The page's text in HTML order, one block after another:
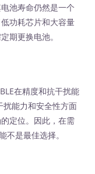
池寿命仍然是一个
功耗芯片和大容量
期更换电池。
在精度和抗干扰能
扰能力和安全性方面
定位。因此，在需
不是最佳选择。